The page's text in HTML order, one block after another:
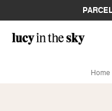
Home